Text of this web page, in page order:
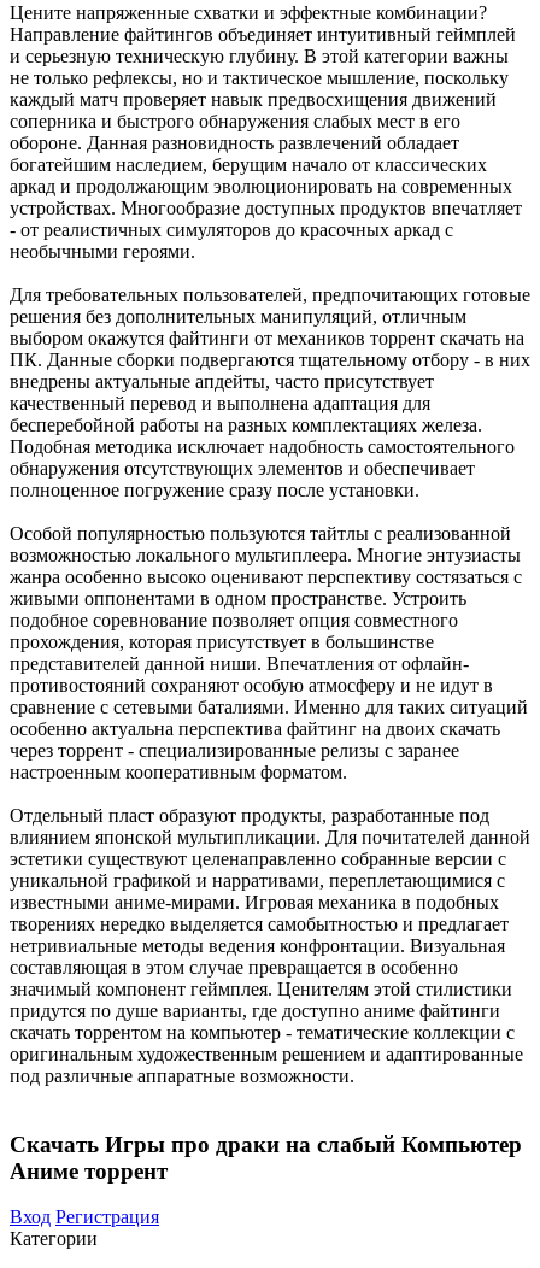
Цените напряженные схватки и эффектные комбинации?
Направление файтингов объединяет интуитивный геймплей
и серьезную техническую глубину. В этой категории важны
не только рефлексы, но и тактическое мышление, поскольку
каждый матч проверяет навык предвосхищения движений
соперника и быстрого обнаружения слабых мест в его
обороне. Данная разновидность развлечений обладает
богатейшим наследием, берущим начало от классических
аркад и продолжающим эволюционировать на современных
устройствах. Многообразие доступных продуктов впечатляет
- от реалистичных симуляторов до красочных аркад с
необычными героями.
Для требовательных пользователей, предпочитающих готовые
решения без дополнительных манипуляций, отличным
выбором окажутся файтинги от механиков торрент скачать на
ПК. Данные сборки подвергаются тщательному отбору - в них
внедрены актуальные апдейты, часто присутствует
качественный перевод и выполнена адаптация для
бесперебойной работы на разных комплектациях железа.
Подобная методика исключает надобность самостоятельного
обнаружения отсутствующих элементов и обеспечивает
полноценное погружение сразу после установки.
Особой популярностью пользуются тайтлы с реализованной
возможностью локального мультиплеера. Многие энтузиасты
жанра особенно высоко оценивают перспективу состязаться с
живыми оппонентами в одном пространстве. Устроить
подобное соревнование позволяет опция совместного
прохождения, которая присутствует в большинстве
представителей данной ниши. Впечатления от офлайн-
противостояний сохраняют особую атмосферу и не идут в
сравнение с сетевыми баталиями. Именно для таких ситуаций
особенно актуальна перспектива файтинг на двоих скачать
через торрент - специализированные релизы с заранее
настроенным кооперативным форматом.
Отдельный пласт образуют продукты, разработанные под
влиянием японской мультипликации. Для почитателей данной
эстетики существуют целенаправленно собранные версии с
уникальной графикой и нарративами, переплетающимися с
известными аниме-мирами. Игровая механика в подобных
творениях нередко выделяется самобытностью и предлагает
нетривиальные методы ведения конфронтации. Визуальная
составляющая в этом случае превращается в особенно
значимый компонент геймплея. Ценителям этой стилистики
придутся по душе варианты, где доступно аниме файтинги
скачать торрентом на компьютер - тематические коллекции с
оригинальным художественным решением и адаптированные
под различные аппаратные возможности.
Скачать Игры про драки на слабый Компьютер
Аниме торрент
Вход Регистрация
Категории